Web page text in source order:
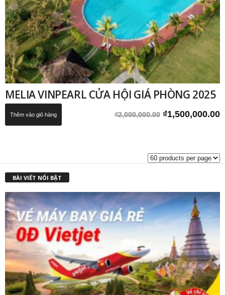
MELIA VINPEARL CỬA HỘI GIÁ PHÒNG 2025
₫2,000,000.00 Giá
₫1,500,000.00
Thêm vào giỏ hàng
BÀI VIẾT NỔI BẬT